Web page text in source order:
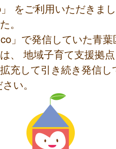
をご利用いただきま
。
」で発信していた青
、 地域子育て支援拠
充して引き続き発信し
い。